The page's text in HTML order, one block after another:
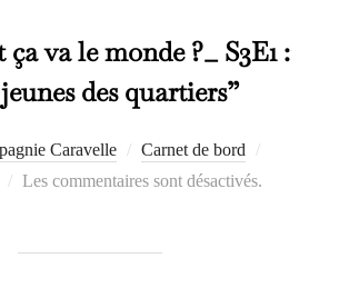
va le monde ?_ S3E1 :
des quartiers”
Caravelle Carnet de bord
Les commentaires sont désactivés.